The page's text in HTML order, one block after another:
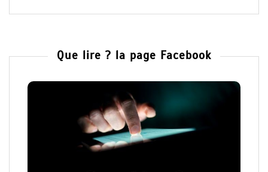
Que lire ? la page Facebook